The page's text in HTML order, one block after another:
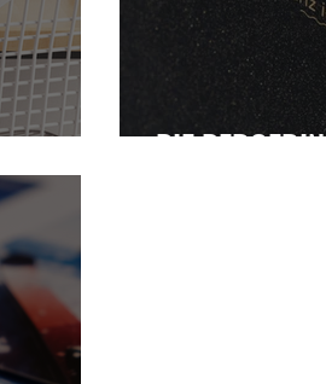
DIE BERGERIN